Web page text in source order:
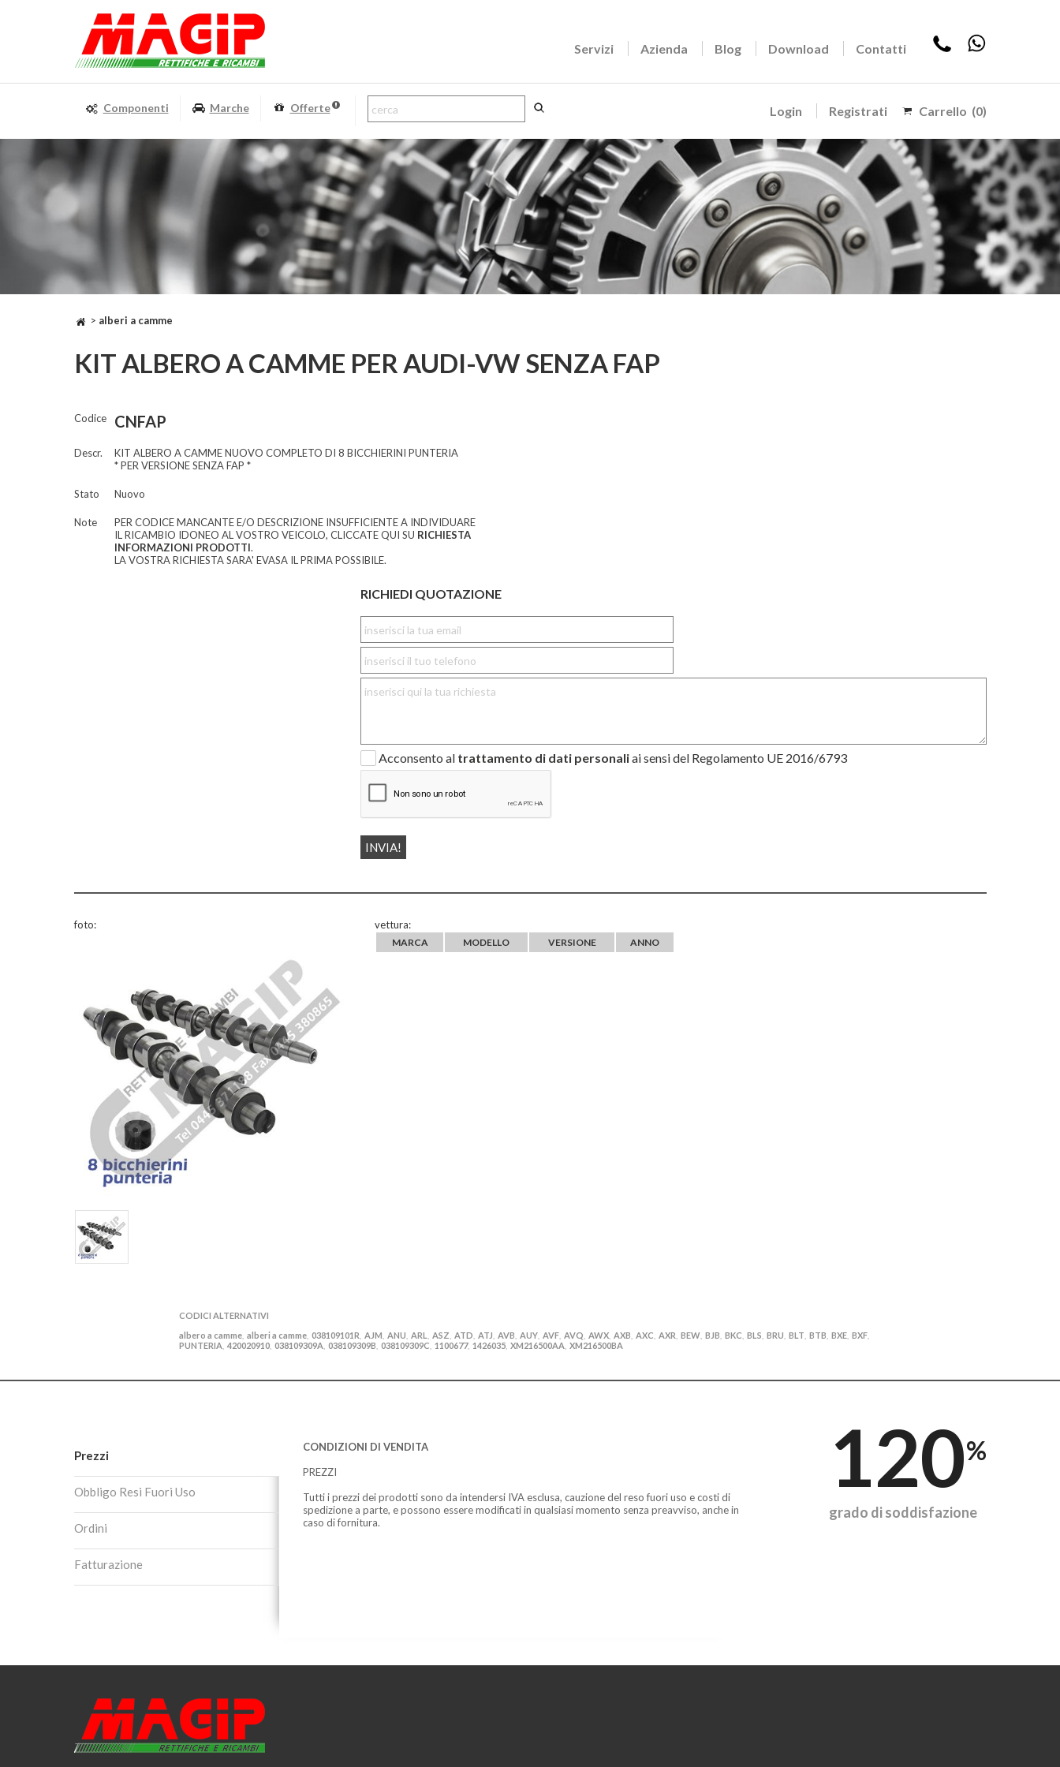
Servizi Azienda Blog Download Contatti
Login Registrati Carrello (0)
Componenti Marche Offerte
> alberi a camme
KIT ALBERO A CAMME PER AUDI-VW SENZA FAP
Codice CNFAP
Descr.
KIT ALBERO A CAMME NUOVO COMPLETO DI 8 BICCHIERINI PUNTERIA
* PER VERSIONE SENZA FAP *
Stato Nuovo
Note
PER CODICE MANCANTE E/O DESCRIZIONE INSUFFICIENTE A INDIVIDUARE
IL RICAMBIO IDONEO AL VOSTRO VEICOLO, CLICCATE QUI SU RICHIESTA
INFORMAZIONI PRODOTTI.
LA VOSTRA RICHIESTA SARA' EVASA IL PRIMA POSSIBILE.
RICHIEDI QUOTAZIONE
Acconsento al trattamento di dati personaliai sensi del Regolamento UE 2016/6793
foto: vettura:
MARCA MODELLO VERSIONE ANNO
CODICI ALTERNATIVI
albero a camme alberi a camme 038109101R AJM ANU ARL ASZ ATD ATJ AVB AUY AVF AVQ AWX AXB AXC AXR BEW BJB BKC BLS BRU BLT BTB BXE BXF
PUNTERIA 420020910 038109309A 038109309B 038109309C 1100677, 1426035 XM216500AA XM216500BA
Prezzi
Obbligo Resi Fuori Uso
Ordini
Fatturazione
CONDIZIONI DI VENDITA
PREZZI
Tutti i prezzi dei prodotti sono da intendersi IVA esclusa, cauzione del reso fuori uso e costi di
spedizione a parte, e possono essere modificati in qualsiasi momento senza preavviso, anche in
caso di fornitura.
120%
grado di soddisfazione